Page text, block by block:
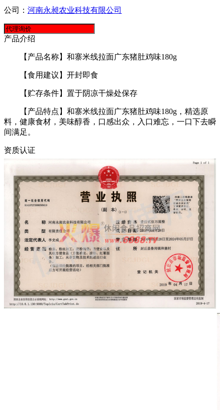
公司： 河南永昶农业科技有限公司
产品介绍
【产品名称】和寨米线拉面广东猪肚鸡味180g
【食用建议】开封即食
【贮存条件】置于阴凉干燥处保存
【产品特点】和寨米线拉面广东猪肚鸡味180g，精选原
料，健康食材，美味醇香，口感出众，入口难忘，一口下去瞬
间满足。
资质认证